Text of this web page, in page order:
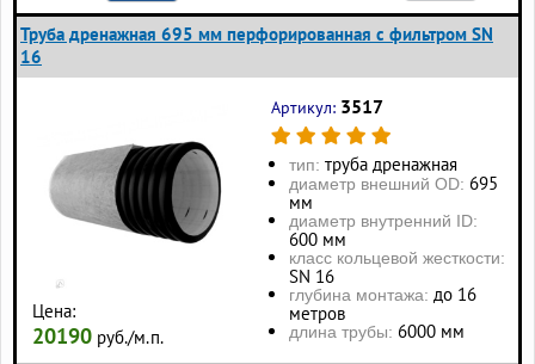
Труба дренажная 695 мм перфорированная с фильтром SN
16
Цена:
20190 руб./м.п.
Артикул: 3517
тип: труба дренажная
диаметр внешний OD: 695
мм
диаметр внутренний ID:
600 мм
класс кольцевой жесткости:
SN 16
глубина монтажа: до 16
метров
длина трубы: 6000 мм